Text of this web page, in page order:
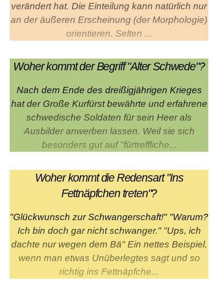
verändert hat. Die Einteilung kann natürlich nur
an der äußeren Erscheinung (der Morphologie)
orientieren. Selten ...
Woher kommt der Begriff "Alter Schwede"?
Nach dem Ende des dreißigjährigen Krieges
hat der Große Kurfürst bewährte und erfahrene
schwedische Soldaten für sein Heer als
Ausbilder anwerben lassen. Weil sie sich
besonders gut auf "fürtreffliche...
Woher kommt die Redensart "Ins
Fettnäpfchen treten"?
"Glückwunsch zur Schwangerschaft!" "Warum?
Ich bin doch gar nicht schwanger." "Ups, ich
dachte nur wegen dem Bä" Ein nettes Beispiel,
wenn man etwas Unüberlegtes sagt und so
richtig ins Fettnäpfche...